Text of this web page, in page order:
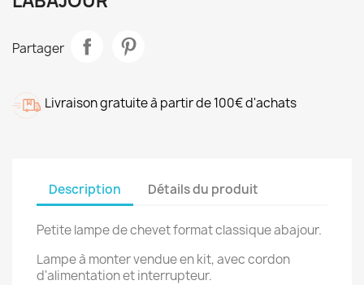
Partager
Livraison gratuite à partir de 100€ d'achats
Description Détails du produit
Petite lampe de chevet format classique abajour.
Lampe à monter vendue en kit, avec cordon
d'alimentation et interrupteur.